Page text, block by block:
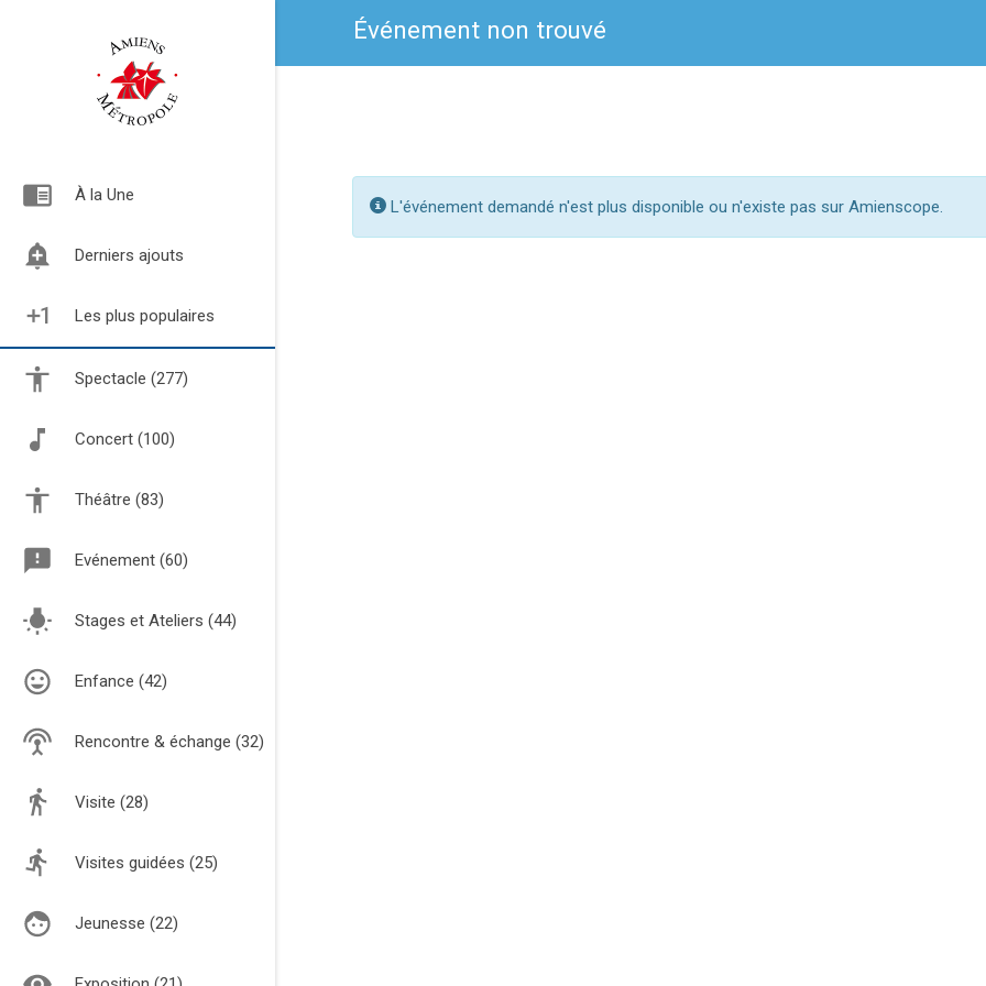
chrome_reader_mode À la Une
add_alert Derniers ajouts
exposure_plus_1 Les plus populaires
Spectacle (277)
Concert (100)
Théâtre (83)
Evénement (60)
Stages et Ateliers (44)
Enfance (42)
Rencontre & échange (32)
Visite (28)
Visites guidées (25)
Jeunesse (22)
Événement non trouvé
L'événement demandé n'est plus disponible ou n'existe pas sur Amienscope.